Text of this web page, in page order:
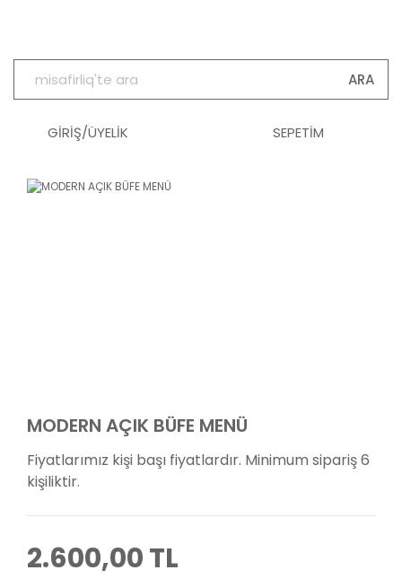
ARA
GİRİŞ/ÜYELİK SEPETİM
MODERN AÇIK BÜFE MENÜ
Fiyatlarımız kişi başı fiyatlardır. Minimum sipariş 6
kişiliktir.
2.600,00 TL